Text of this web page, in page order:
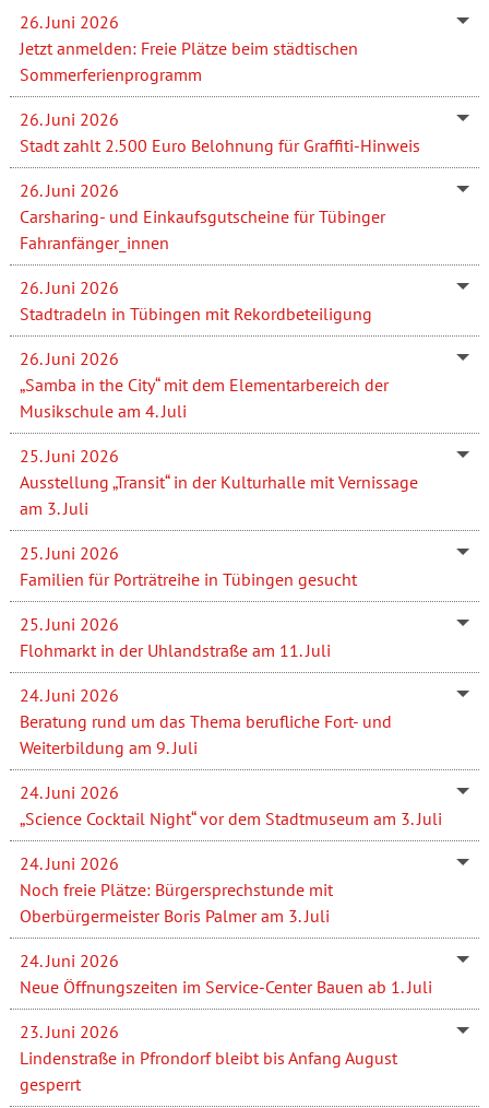
26. Juni 2026
Jetzt anmelden: Freie Plätze beim städtischen
Sommerferienprogramm
26. Juni 2026
Stadt zahlt 2.500 Euro Belohnung für Graffiti-Hinweis
26. Juni 2026
Carsharing- und Einkaufsgutscheine für Tübinger
Fahranfänger_innen
26. Juni 2026
Stadtradeln in Tübingen mit Rekordbeteiligung
26. Juni 2026
„Samba in the City“ mit dem Elementarbereich der
Musikschule am 4. Juli
25. Juni 2026
Ausstellung „Transit“ in der Kulturhalle mit Vernissage
am 3. Juli
25. Juni 2026
Familien für Porträtreihe in Tübingen gesucht
25. Juni 2026
Flohmarkt in der Uhlandstraße am 11. Juli
24. Juni 2026
Beratung rund um das Thema berufliche Fort- und
Weiterbildung am 9. Juli
24. Juni 2026
„Science Cocktail Night“ vor dem Stadtmuseum am 3. Juli
24. Juni 2026
Noch freie Plätze: Bürgersprechstunde mit
Oberbürgermeister Boris Palmer am 3. Juli
24. Juni 2026
Neue Öffnungszeiten im Service-Center Bauen ab 1. Juli
23. Juni 2026
Lindenstraße in Pfrondorf bleibt bis Anfang August
gesperrt